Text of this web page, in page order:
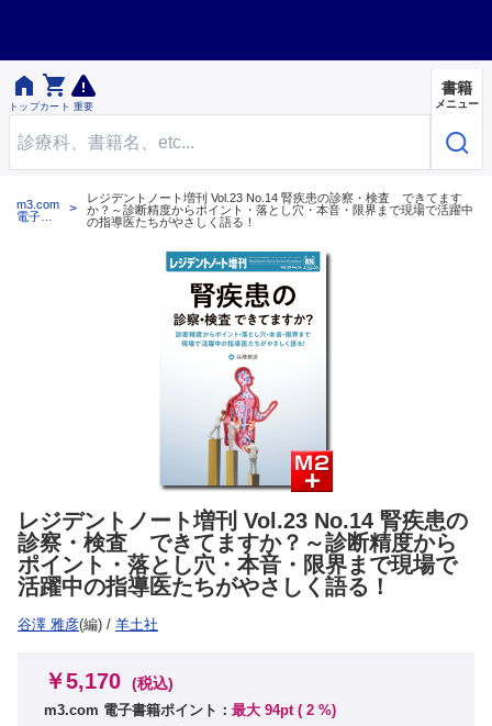

トップ

カート 重要
書籍
メニュー
m3.com
電子書
レジデントノート増刊 Vol.23 No.14 腎疾患の診察・検査 できてます
か？～診断精度からポイント・落とし穴・本音・限界まで現場で活躍中
の指導医たちがやさしく語る！
レジデントノート増刊 Vol.23 No.14 腎疾患の
診察・検査 できてますか？～診断精度から
ポイント・落とし穴・本音・限界まで現場で
活躍中の指導医たちがやさしく語る！
谷澤 雅彦(編) / 羊土社
￥5,170 (税込)
m3.com 電子書籍ポイント： 最大 94pt ( 2 %)